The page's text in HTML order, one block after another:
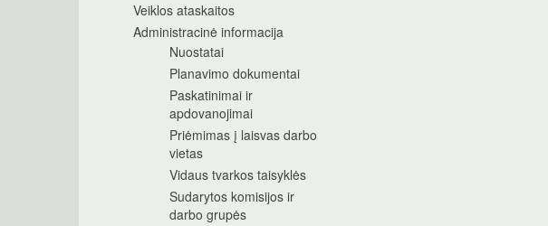
Veiklos ataskaitos
Administracinė informacija
Nuostatai
Planavimo dokumentai
Paskatinimai ir
apdovanojimai
Priėmimas į laisvas darbo
vietas
Vidaus tvarkos taisyklės
Sudarytos komisijos ir
darbo grupės